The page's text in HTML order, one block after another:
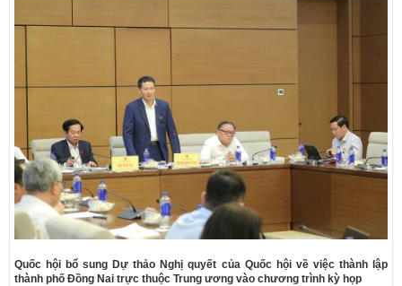
Quốc hội bổ sung Dự thảo Nghị quyết của Quốc hội về việc thành lập
thành phố Đồng Nai trực thuộc Trung ương vào chương trình kỳ họp